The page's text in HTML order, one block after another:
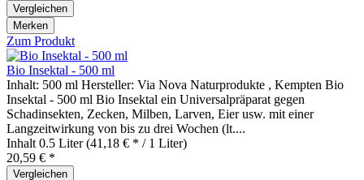
Vergleichen
Merken
Zum Produkt
Bio Insektal - 500 ml
Inhalt: 500 ml Hersteller: Via Nova Naturprodukte , Kempten Bio
Insektal - 500 ml Bio Insektal ein Universalpräparat gegen
Schadinsekten, Zecken, Milben, Larven, Eier usw. mit einer
Langzeitwirkung von bis zu drei Wochen (lt....
Inhalt 0.5 Liter(41,18 € * / 1 Liter)
20,59 € *
Vergleichen